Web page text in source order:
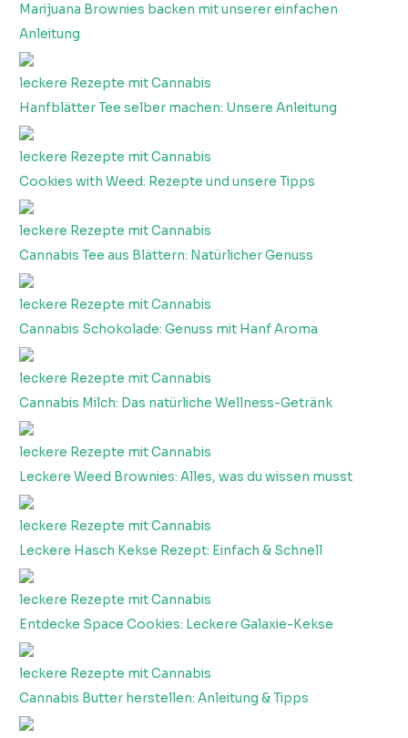
Marijuana Brownies backen mit unserer einfachen
Anleitung
leckere Rezepte mit Cannabis
Hanfblätter Tee selber machen: Unsere Anleitung
leckere Rezepte mit Cannabis
Cookies with Weed: Rezepte und unsere Tipps
leckere Rezepte mit Cannabis
Cannabis Tee aus Blättern: Natürlicher Genuss
leckere Rezepte mit Cannabis
Cannabis Schokolade: Genuss mit Hanf Aroma
leckere Rezepte mit Cannabis
Cannabis Milch: Das natürliche Wellness-Getränk
leckere Rezepte mit Cannabis
Leckere Weed Brownies: Alles, was du wissen musst
leckere Rezepte mit Cannabis
Leckere Hasch Kekse Rezept: Einfach & Schnell
leckere Rezepte mit Cannabis
Entdecke Space Cookies: Leckere Galaxie-Kekse
leckere Rezepte mit Cannabis
Cannabis Butter herstellen: Anleitung & Tipps